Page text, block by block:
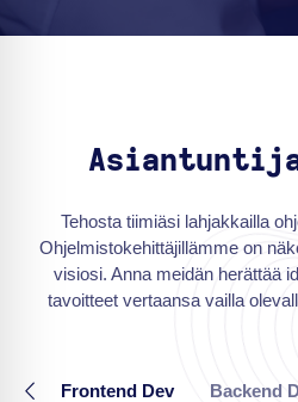
Tehosta tiimiäsi lahjakkailla
Ohjelmistokehittäjillämme on
visiosi. Anna meidän herättää
tavoitteet vertaansa vailla
Frontend Dev Backend